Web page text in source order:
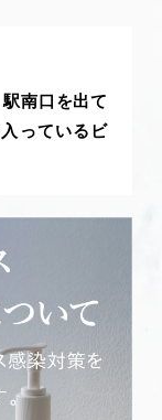
南口を出て
っているビ